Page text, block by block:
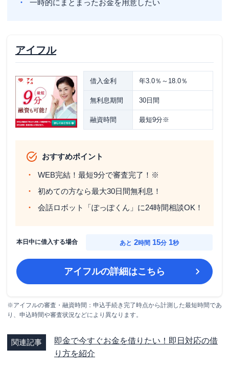
一時的にまとまったお金を用意したい
アイフル
借入金利 年3.0％～18.0％
無利息期間 30日間
融資時間 最短9分※
おすすめポイント
WEB完結！最短9分で審査完了！※
初めての方なら最大30日間無利息！
会話ロボット「ぽっぽくん」に24時間相談OK！
本日中に借入する場合 あと 2時間 15分 0秒
アイフルの詳細はこちら
※アイフルの審査・融資時間：申込手続き完了時点から計測した最短時間であ
り、申込時間や審査状況などにより異なります。
関連記事
即金で今すぐお金を借りたい！即日対応の借
り方を紹介